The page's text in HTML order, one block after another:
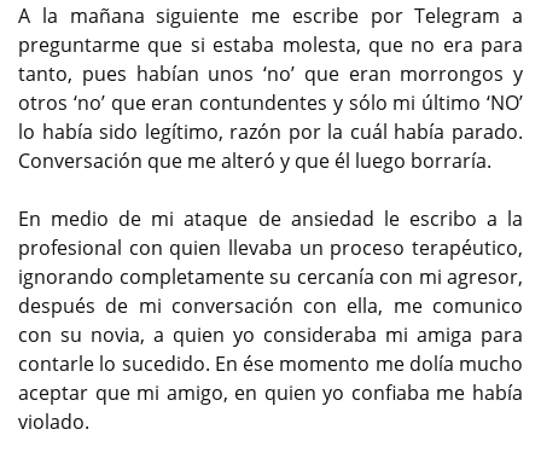
A la mañana siguiente me escribe por Telegram a
preguntarme que si estaba molesta, que no era para
tanto, pues habían unos ‘no’ que eran morrongos y
otros ‘no’ que eran contundentes y sólo mi último ‘NO’
lo había sido legítimo, razón por la cuál había parado.
Conversación que me alteró y que él luego borraría.
En medio de mi ataque de ansiedad le escribo a la
profesional con quien llevaba un proceso terapéutico,
ignorando completamente su cercanía con mi agresor,
después de mi conversación con ella, me comunico
con su novia, a quien yo consideraba mi amiga para
contarle lo sucedido. En ése momento me dolía mucho
aceptar que mi amigo, en quien yo confiaba me había
violado.